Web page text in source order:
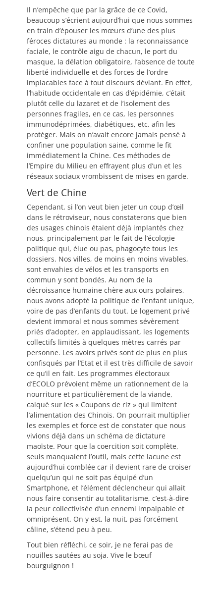
Il n’empêche que par la grâce de ce Covid,
beaucoup s’écrient aujourd’hui que nous sommes
en train d’épouser les mœurs d’une des plus
féroces dictatures au monde : la reconnaissance
faciale, le contrôle aigu de chacun, le port du
masque, la délation obligatoire, l’absence de toute
liberté individuelle et des forces de l’ordre
implacables face à tout discours déviant. En effet,
l’habitude occidentale en cas d’épidémie, c’était
plutôt celle du lazaret et de l’isolement des
personnes fragiles, en ce cas, les personnes
immunodéprimées, diabétiques, etc. afin les
protéger. Mais on n’avait encore jamais pensé à
confiner une population saine, comme le fit
immédiatement la Chine. Ces méthodes de
l’Empire du Milieu en effrayent plus d’un et les
réseaux sociaux vrombissent de mises en garde.
Vert de Chine
Cependant, si l’on veut bien jeter un coup d’œil
dans le rétroviseur, nous constaterons que bien
des usages chinois étaient déjà implantés chez
nous, principalement par le fait de l’écologie
politique qui, élue ou pas, phagocyte tous les
dossiers. Nos villes, de moins en moins vivables,
sont envahies de vélos et les transports en
commun y sont bondés. Au nom de la
décroissance humaine chère aux ours polaires,
nous avons adopté la politique de l’enfant unique,
voire de pas d’enfants du tout. Le logement privé
devient immoral et nous sommes sévèrement
priés d’adopter, en applaudissant, les logements
collectifs limités à quelques mètres carrés par
personne. Les avoirs privés sont de plus en plus
confisqués par l’Etat et il est très difficile de savoir
ce qu’il en fait. Les programmes électoraux
d’ECOLO prévoient même un rationnement de la
nourriture et particulièrement de la viande,
calqué sur les « Coupons de riz » qui limitent
l’alimentation des Chinois. On pourrait multiplier
les exemples et force est de constater que nous
vivions déjà dans un schéma de dictature
maoïste. Pour que la coercition soit complète,
seuls manquaient l’outil, mais cette lacune est
aujourd’hui comblée car il devient rare de croiser
quelqu’un qui ne soit pas équipé d’un
Smartphone, et l’élément déclencheur qui allait
nous faire consentir au totalitarisme, c’est-à-dire
la peur collectivisée d’un ennemi impalpable et
omniprésent. On y est, la nuit, pas forcément
câline, s’étend peu à peu.
Tout bien réfléchi, ce soir, je ne ferai pas de
nouilles sautées au soja. Vive le bœuf
bourguignon !